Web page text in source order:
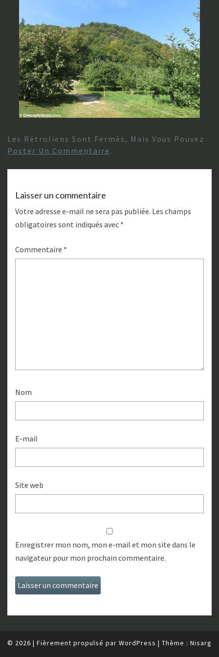
Les Rétroliens Sont Fermés, Mais Vous Pouvez
Poster Un Commentaire .
Laisser un commentaire
Votre adresse e-mail ne sera pas publiée. Les champs
obligatoires sont indiqués avec *
Commentaire *
Nom
E-mail
Site web
Enregistrer mon nom, mon e-mail et mon site dans le
navigateur pour mon prochain commentaire.
© 2026 | Fièrement propulsé par WordPress | Thème : Nisarg